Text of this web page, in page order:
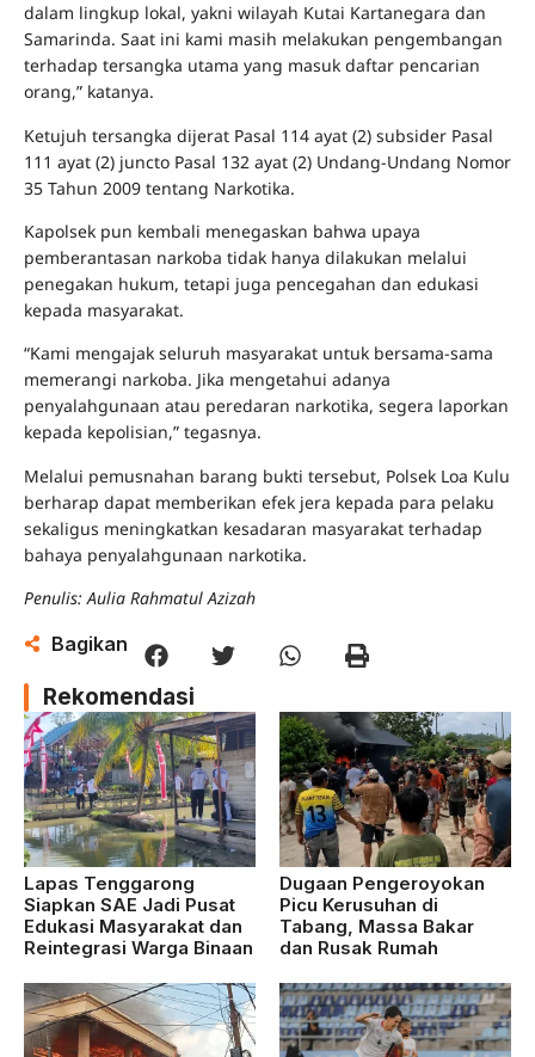
dalam lingkup lokal, yakni wilayah Kutai Kartanegara dan
Samarinda. Saat ini kami masih melakukan pengembangan
terhadap tersangka utama yang masuk daftar pencarian
orang,” katanya.
Ketujuh tersangka dijerat Pasal 114 ayat (2) subsider Pasal
111 ayat (2) juncto Pasal 132 ayat (2) Undang-Undang Nomor
35 Tahun 2009 tentang Narkotika.
Kapolsek pun kembali menegaskan bahwa upaya
pemberantasan narkoba tidak hanya dilakukan melalui
penegakan hukum, tetapi juga pencegahan dan edukasi
kepada masyarakat.
“Kami mengajak seluruh masyarakat untuk bersama-sama
memerangi narkoba. Jika mengetahui adanya
penyalahgunaan atau peredaran narkotika, segera laporkan
kepada kepolisian,” tegasnya.
Melalui pemusnahan barang bukti tersebut, Polsek Loa Kulu
berharap dapat memberikan efek jera kepada para pelaku
sekaligus meningkatkan kesadaran masyarakat terhadap
bahaya penyalahgunaan narkotika.
Penulis: Aulia Rahmatul Azizah
Bagikan
Rekomendasi
Lapas Tenggarong
Siapkan SAE Jadi Pusat
Edukasi Masyarakat dan
Reintegrasi Warga Binaan
Dugaan Pengeroyokan
Picu Kerusuhan di
Tabang, Massa Bakar
dan Rusak Rumah